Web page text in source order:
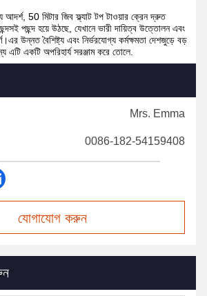
আদর্শ, 50 মিটার জিব ফ্ল্যাট টপ টাওয়ার ক্রেন দ্রুত
পছন্দ হয়ে উঠছে, যেখানে ভারী দায়িত্ব উত্তোলন এবং
উন্নত বৈশিষ্ট্য এবং নির্ভরযোগ্য কর্মক্ষমতা দেশজুড়ে বড়
এটি একটি অপরিহার্য সরঞ্জাম করে তোলে.
Mrs. Emma
0086-182-54159408
যোগাযোগ করুন